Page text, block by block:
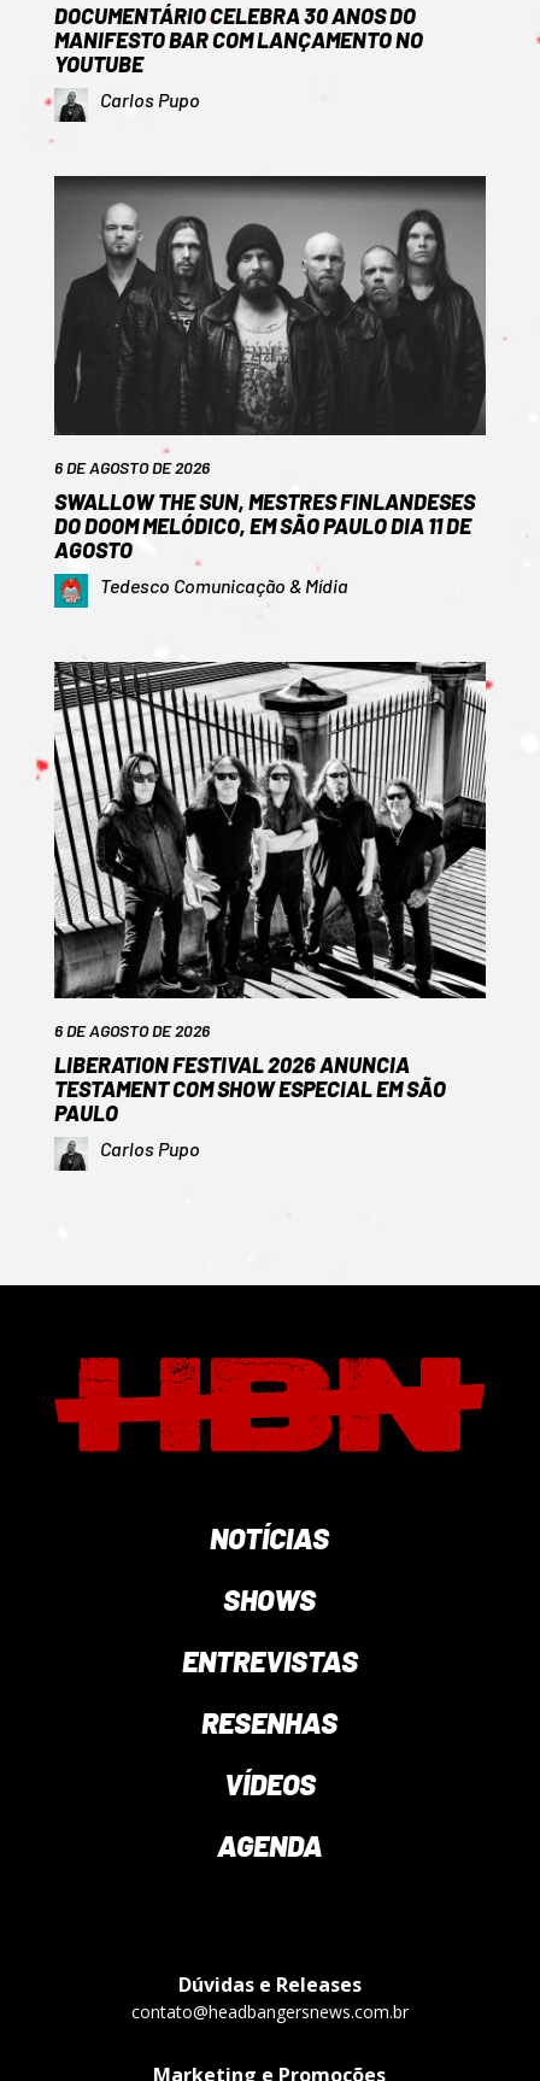
DOCUMENTÁRIO CELEBRA 30 ANOS DO
MANIFESTO BAR COM LANÇAMENTO NO
YOUTUBE
Carlos Pupo
6 DE AGOSTO DE 2026
SWALLOW THE SUN, MESTRES FINLANDESES
DO DOOM MELÓDICO, EM SÃO PAULO DIA 11 DE
AGOSTO
Tedesco Comunicação & Mídia
6 DE AGOSTO DE 2026
LIBERATION FESTIVAL 2026 ANUNCIA
TESTAMENT COM SHOW ESPECIAL EM SÃO
PAULO
Carlos Pupo
NOTÍCIAS
SHOWS
ENTREVISTAS
RESENHAS
VÍDEOS
AGENDA
Dúvidas e Releases
contato@headbangersnews.com.br
Marketing e Promoções